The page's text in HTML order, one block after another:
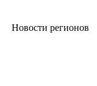
Новости регионов